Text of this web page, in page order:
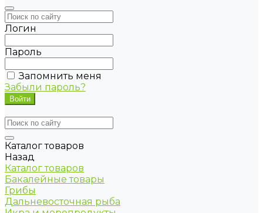
Логин
Пароль
Запомнить меня
Забыли пароль?
Каталог товаров
Назад
Каталог товаров
Бакалейные товары
Грибы
Дальневосточная рыба